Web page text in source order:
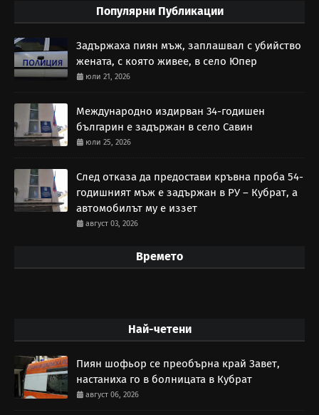
Популярни Публикации
Задържаха пиян мъж, заплашвал с убийство
жената, с която живее, в село Юпер
юли 21, 2026
Международно издирван 34-годишен
българин е задържан в село Савин
юли 25, 2026
След отказа да предостави кръвна проба 54-
годишният мъж е задържан в РУ – Кубрат, а
автомобилът му е иззет
август 03, 2026
Времето
Най-четени
Пиян шофьор се преобърна край Завет,
настаниха го в болницата в Кубрат
август 06, 2026